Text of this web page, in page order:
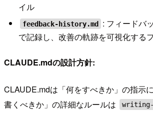
イル
feedback-history.md : フィードバ
で記録し、改善の軌跡を可視化する
CLAUDE.mdの設計方針:
CLAUDE.mdは「何をすべきか」の指示
書くべきか」の詳細なルールは
writing-